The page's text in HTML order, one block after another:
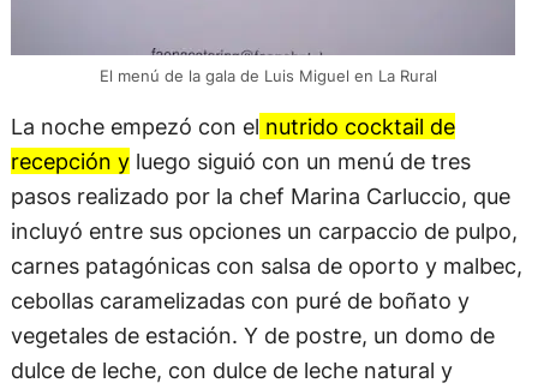
El menú de la gala de Luis Miguel en La Rural
La noche empezó con el nutrido cocktail de
recepción yluego siguió con un menú de tres
pasos realizado por la chef Marina Carluccio, que
incluyó entre sus opciones un carpaccio de pulpo,
carnes patagónicas con salsa de oporto y malbec,
cebollas caramelizadas con puré de boñato y
vegetales de estación. Y de postre, un domo de
dulce de leche, con dulce de leche natural y